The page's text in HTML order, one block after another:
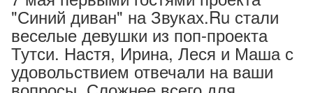
"Синий диван" на Звуках.Ru стали
веселые девушки из поп-проекта
Тутси. Настя, Ирина, Леся и Маша с
удовольствием отвечали на ваши